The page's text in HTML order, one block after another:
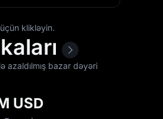
klikləyin.
azaldılmış bazar dəyəri
USD